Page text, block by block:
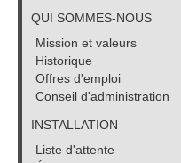
QUI SOMMES-NOUS
Mission et valeurs
Historique
Offres d'emploi
Conseil d'administration
INSTALLATION
Liste d'attente